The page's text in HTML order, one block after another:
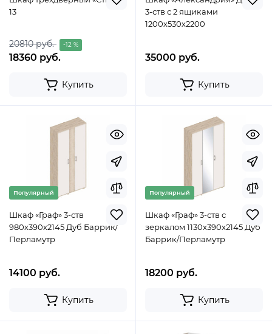
13
20810 руб. -12 %
18360 руб.
Купить
3-ств с 2 ящиками
1200х530х2200
35000 руб.
Купить
Популярный
Шкаф «Граф» 3-ств
980х390х2145 Дуб Баррик/
Перламутр
14100 руб.
Купить
Популярный
Шкаф «Граф» 3-ств с
зеркалом 1130х390х2145 Дуб
Баррик/Перламутр
18200 руб.
Купить